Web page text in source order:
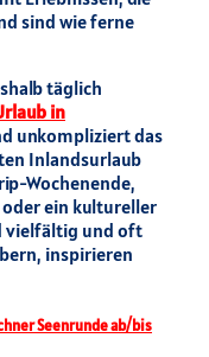
sind wie ferne
täglich
in
unkompliziert das
Inlandsurlaub
Wochenende,
ein kultureller
vielfältig und oft
inspirieren
Seenrunde ab/bis